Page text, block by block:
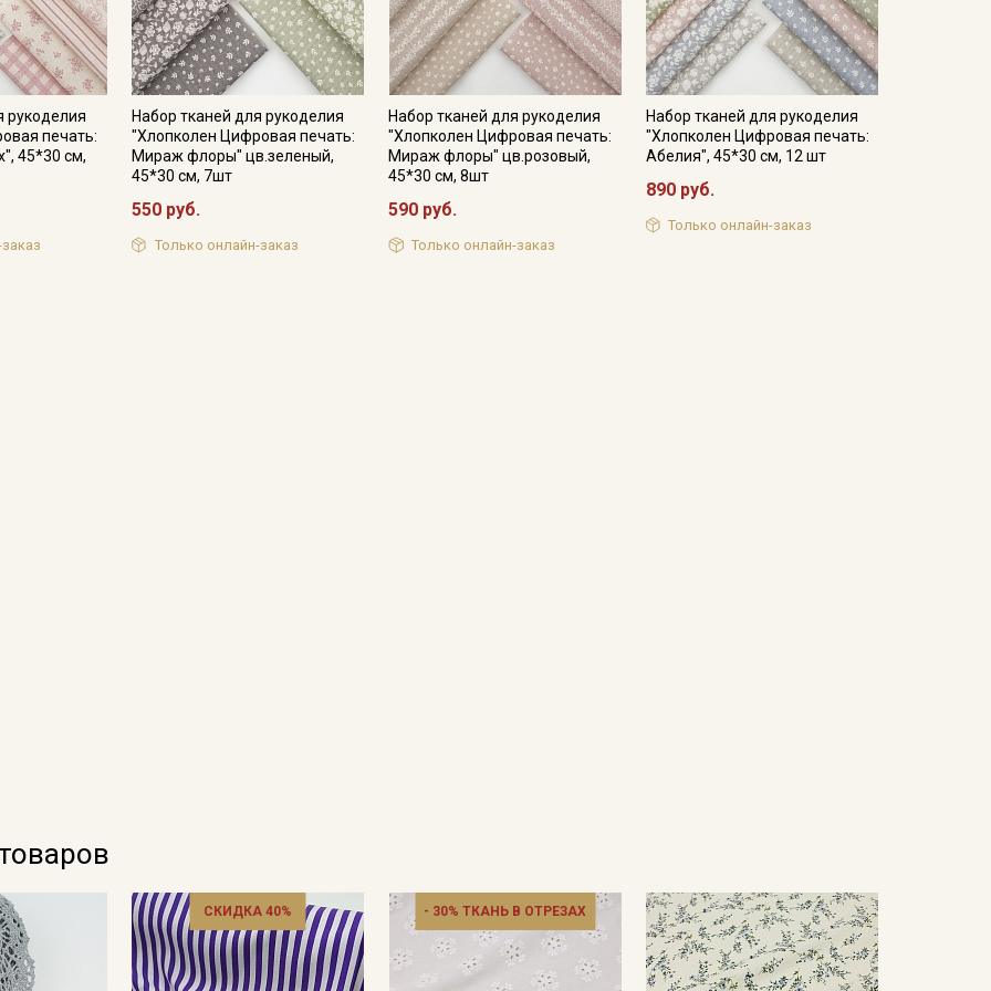
рукоделия
печать:
45*30 см,
Набор тканей для рукоделия
"Хлопколен Цифровая печать:
Мираж флоры" цв.зеленый,
45*30 см, 7шт
550 руб.
Только онлайн-заказ
Набор тканей для рукоделия
"Хлопколен Цифровая печать:
Мираж флоры" цв.розовый,
45*30 см, 8шт
590 руб.
Только онлайн-заказ
Набор тканей для рукоделия
"Хлопколен Цифровая печать:
Абелия", 45*30 см, 12 шт
890 руб.
Только онлайн-заказ
СКИДКА 40% - 30% ТКАНЬ В ОТРЕЗАХ